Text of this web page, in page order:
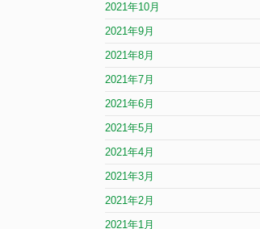
2021年10月
2021年9月
2021年8月
2021年7月
2021年6月
2021年5月
2021年4月
2021年3月
2021年2月
2021年1月